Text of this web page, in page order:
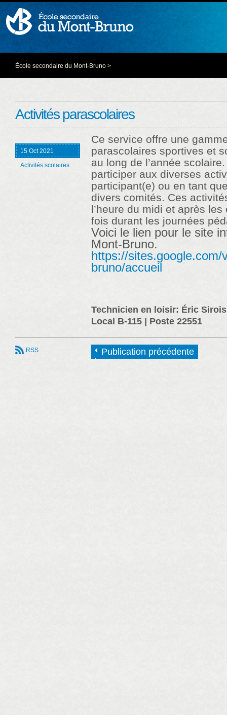
École secondaire du Mont-Bruno >
Activités parascolaires
15 Oct 2021
Activités scolaires
Ce service offre une
parascolaires sportives et
au long de l’année
participer aux diverses
participant(e) ou en tant
divers comités. Ces
l’heure du midi et après
fois durant les journées
Voici le lien pour le site
Mont-Bruno.
https://sites.google.com/
bruno/accueil
Technicien en loisir: Éric Sirois
Local B-115 | Poste 22551
RSS Publication précédente